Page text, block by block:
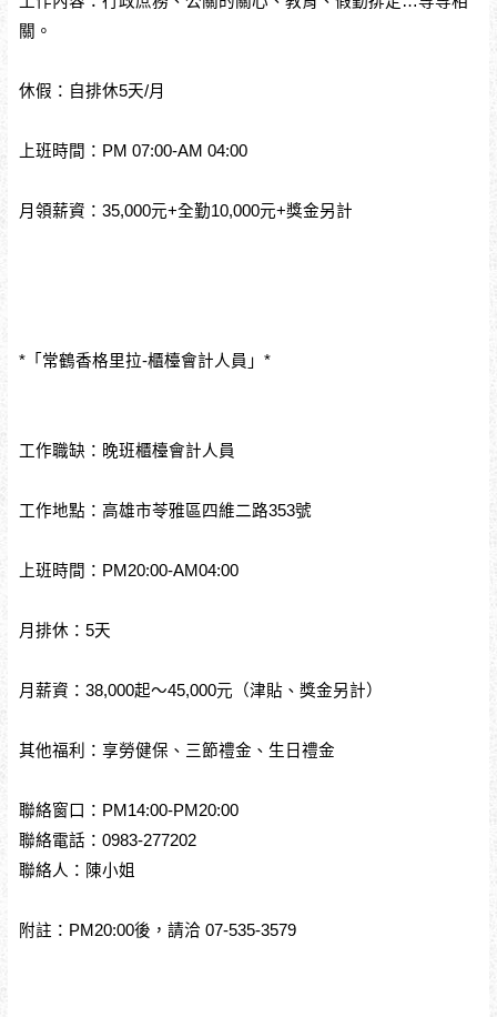
關。
休假：自排休5天/月
上班時間：PM 07:00-AM 04:00
月領薪資：35,000元+全勤10,000元+獎金另計
*「常鶴香格里拉-櫃檯會計人員」*
工作職缺：晚班櫃檯會計人員
工作地點：高雄市苓雅區四維二路353號
上班時間：PM20:00-AM04:00
月排休：5天
月薪資：38,000起～45,000元（津貼、獎金另計）
其他福利：享勞健保、三節禮金、生日禮金
聯絡窗口：PM14:00-PM20:00
聯絡電話：0983-277202
聯絡人：陳小姐
附註：PM20:00後，請洽 07-535-3579